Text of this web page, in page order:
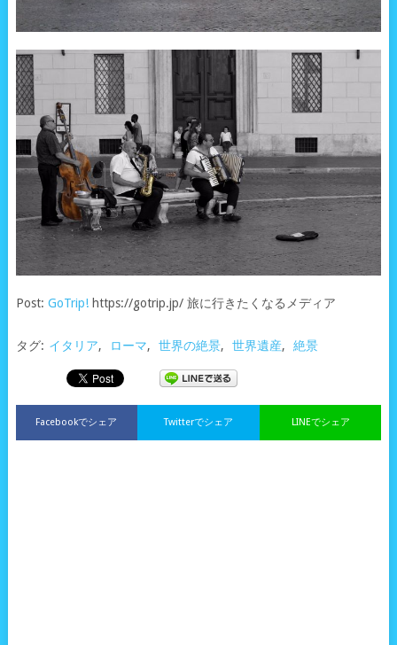
Post: GoTrip!https://gotrip.jp/ 旅に行きたくなるメディア
タグ: イタリア, ローマ, 世界の絶景, 世界遺産, 絶景
Facebookでシェア LINEでシェア
Twitterでシェア